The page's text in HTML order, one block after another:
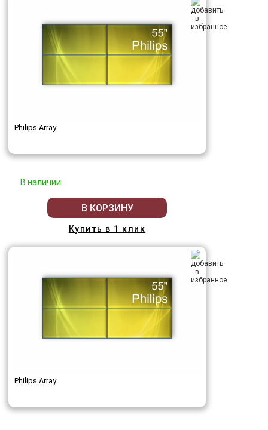
Philips Array
В наличии
В КОРЗИНУ
Купить в 1 клик
Philips Array